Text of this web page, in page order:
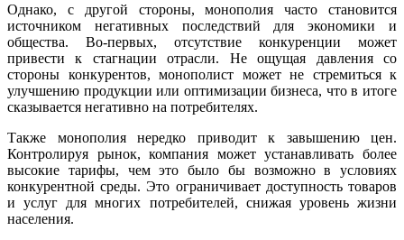
Однако, с другой стороны, монополия часто становится
источником негативных последствий для экономики и
общества. Во-первых, отсутствие конкуренции может
привести к стагнации отрасли. Не ощущая давления со
стороны конкурентов, монополист может не стремиться к
улучшению продукции или оптимизации бизнеса, что в итоге
сказывается негативно на потребителях.
Также монополия нередко приводит к завышению цен.
Контролируя рынок, компания может устанавливать более
высокие тарифы, чем это было бы возможно в условиях
конкурентной среды. Это ограничивает доступность товаров
и услуг для многих потребителей, снижая уровень жизни
населения.